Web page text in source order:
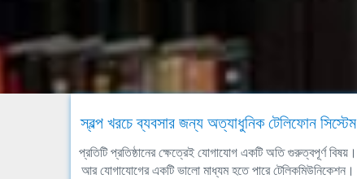
স্বল্প খরচে ব্যবসার জন্য অত্যাধুনিক টেলিফোন সিস্টেম
প্রতিটি প্রতিষ্ঠানের ক্ষেত্রেই যোগাযোগ একটি অতি গুরুত্বপূর্ণ বিষয়।
আর যোগাযোগের একটি ভালো মাধ্যম হতে পারে টেলিকমিউনিকেশন।